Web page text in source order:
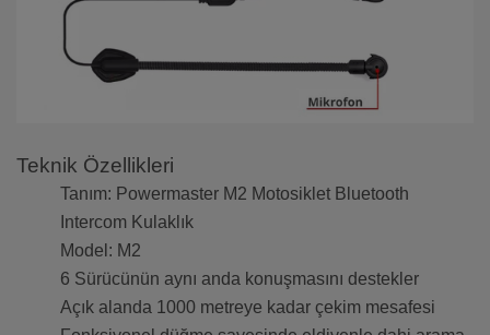
Teknik Özellikleri
Tanım: Powermaster M2 Motosiklet Bluetooth
Intercom Kulaklık
Model: M2
6 Sürücünün aynı anda konuşmasını destekler
Açık alanda 1000 metreye kadar çekim mesafesi